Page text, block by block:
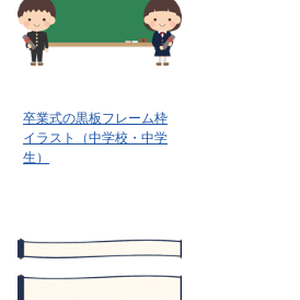
卒業式の黒板フレーム枠
イラスト（中学校・中学
生）